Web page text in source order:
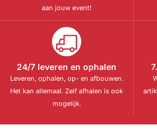
aan jouw event!
24/7 leveren en ophalen
Leveren, ophalen, op- en afbouwen.
Het kan allemaal. Zelf afhalen is ook
mogelijk.